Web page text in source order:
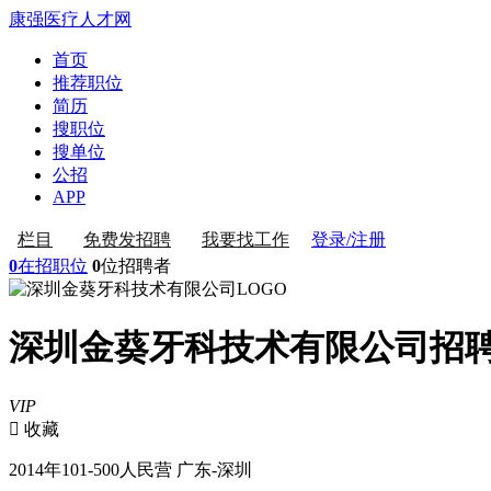
康强医疗人才网
首页
推荐职位
简历
搜职位
搜单位
公招
APP
栏目 免费发招聘 我要找工作
登录/注册
0在招职位 0位招聘者
深圳金葵牙科技术有限公司招
VIP
 收藏
2014年101-500人 民营 广东-深圳